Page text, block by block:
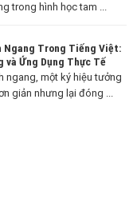
trong hình học tam ...
Ngang Trong Tiếng Việt:
và Ứng Dụng Thực Tế
ngang, một ký hiệu tưởng
giản nhưng lại đóng ...